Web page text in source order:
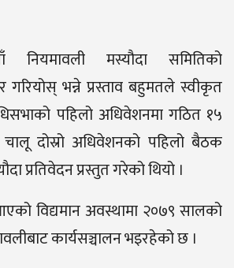
मस्यौदा समितिको
गरियोस् भन्ने प्रस्ताव बहुमतले स्वीकृत
पहिलो अधिवेशनमा गठित १५
दोस्रो अधिवेशनको पहिलो बैठक
प्रतिवेदन प्रस्तुत गरेको थियो ।
विद्यमान अवस्थामा २०७९ सालको
कार्यसञ्चालन भइरहेको छ ।